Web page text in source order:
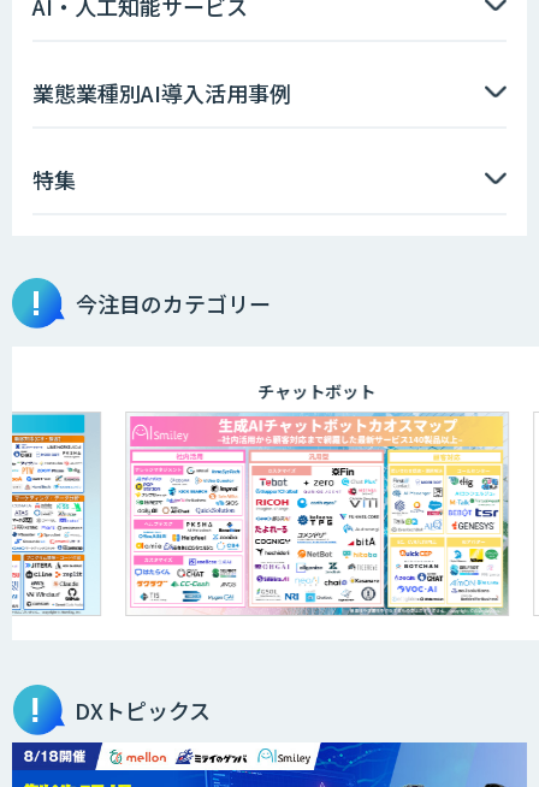
業態業種別AI導入活用事例
特集
今注目のカテゴリー
チャットボット
DXトピックス